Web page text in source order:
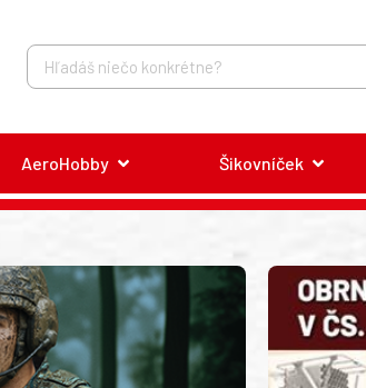
AeroHobby Šikovníček